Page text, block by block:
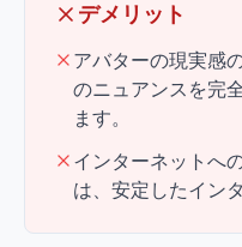
デメリット
アバターの現実感
のニュアンスを完
ます。
インターネットへ
は、安定したイン